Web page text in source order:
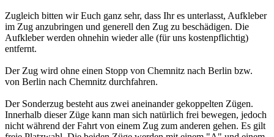
Zugleich bitten wir Euch ganz sehr, dass Ihr es unterlasst, Aufkleber
im Zug anzubringen und generell den Zug zu beschädigen. Die
Aufkleber werden ohnehin wieder alle (für uns kostenpflichtig)
entfernt.
Der Zug wird ohne einen Stopp von Chemnitz nach Berlin bzw.
von Berlin nach Chemnitz durchfahren.
Der Sonderzug besteht aus zwei aneinander gekoppelten Zügen.
Innerhalb dieser Züge kann man sich natürlich frei bewegen, jedoch
nicht während der Fahrt von einem Zug zum anderen gehen. Es gilt